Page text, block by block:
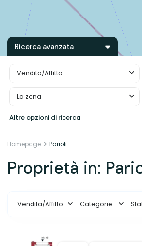
Ricerca avanzata
Vendita/Affitto
La zona
Altre opzioni di ricerca
Homepage Parioli
Proprietà in:
Vendita/Affitto Categorie: